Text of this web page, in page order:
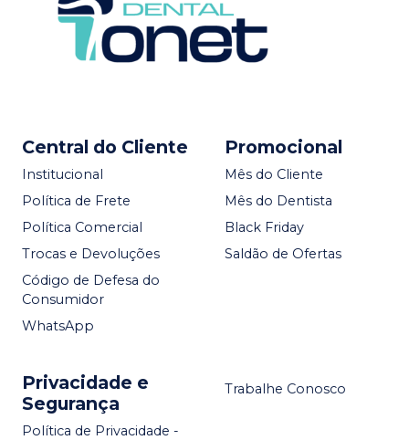
Central do Cliente
Institucional
Política de Frete
Política Comercial
Trocas e Devoluções
Código de Defesa do
Consumidor
WhatsApp
Promocional
Mês do Cliente
Mês do Dentista
Black Friday
Saldão de Ofertas
Privacidade e
Segurança
Política de Privacidade -
Trabalhe Conosco